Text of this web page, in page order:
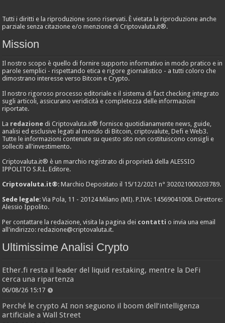
Tutti i diritti e la riproduzione sono riservati. È vietata la riproduzione anche
parziale senza citazione e/o menzione di Criptovaluta.it®.
Mission
Il nostro scopo è quello di fornire supporto informativo in modo pratico e in
parole semplici - rispettando etica e rigore giornalistico - a tutti coloro che
dimostrano interesse verso Bitcoin e Crypto.
Il nostro rigoroso processo editoriale e il sistema di fact checking integrato
sugli articoli, assicurano veridicità e completezza delle informazioni
riportate.
La redazione di Criptovaluta.it® fornisce quotidianamente news, guide,
analisi ed esclusive legati al mondo di Bitcoin, criptovalute, Defi e Web3.
Tutte le informazioni contenute su questo sito non costituiscono consigli e
solleciti all'investimento.
Criptovaluta.it® è un marchio registrato di proprietà della ALESSIO
IPPOLITO S.R.L. Editore.
Criptovaluta.it®: Marchio Depositato il 15/12/2021 n° 302021000203789.
Sede legale: Via Pola, 11 - 20124 Milano (MI). P.IVA: 14569041008. Direttore:
Alessio Ippolito.
Per contattare la redazione, visita la pagina dei contatti o invia una email
all'indirizzo:redazione@criptovaluta.it.
Ultimissime Analisi Crypto
Ether.fi resta il leader del liquid restaking, mentre la DeFi
cerca una ripartenza
06/08/26 15:17
Perché le crypto AI non seguono il boom dell’intelligenza
artificiale a Wall Street